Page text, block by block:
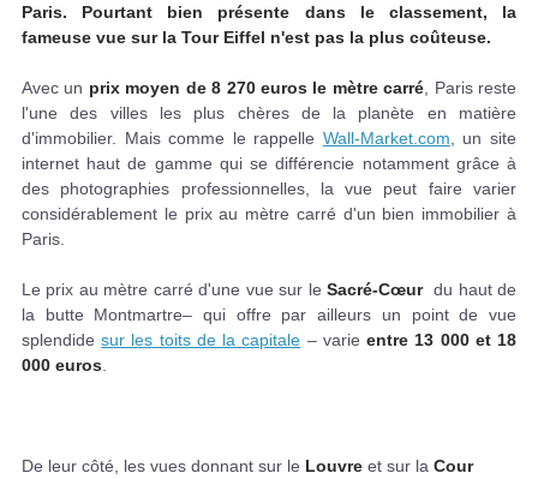
Paris. Pourtant bien présente dans le classement, la
fameuse vue sur la Tour Eiffel n'est pas la plus coûteuse.
Avec un prix moyen de 8 270 euros le mètre carré , Paris reste
l'une des villes les plus chères de la planète en matière
d'immobilier. Mais comme le rappelle Wall-Market.com , un site
internet haut de gamme qui se différencie notamment grâce à
des photographies professionnelles, la vue peut faire varier
considérablement le prix au mètre carré d'un bien immobilier à
Paris.
Le prix au mètre carré d'une vue sur leSacré-Cœurdu haut de
la butte Montmartre– qui offre par ailleurs un point de vue
splendidesur les toits de la capitale – varieentre 13 000 et 18
000 euros
De leur côté, les vues donnant sur le Louvre et sur la Cour